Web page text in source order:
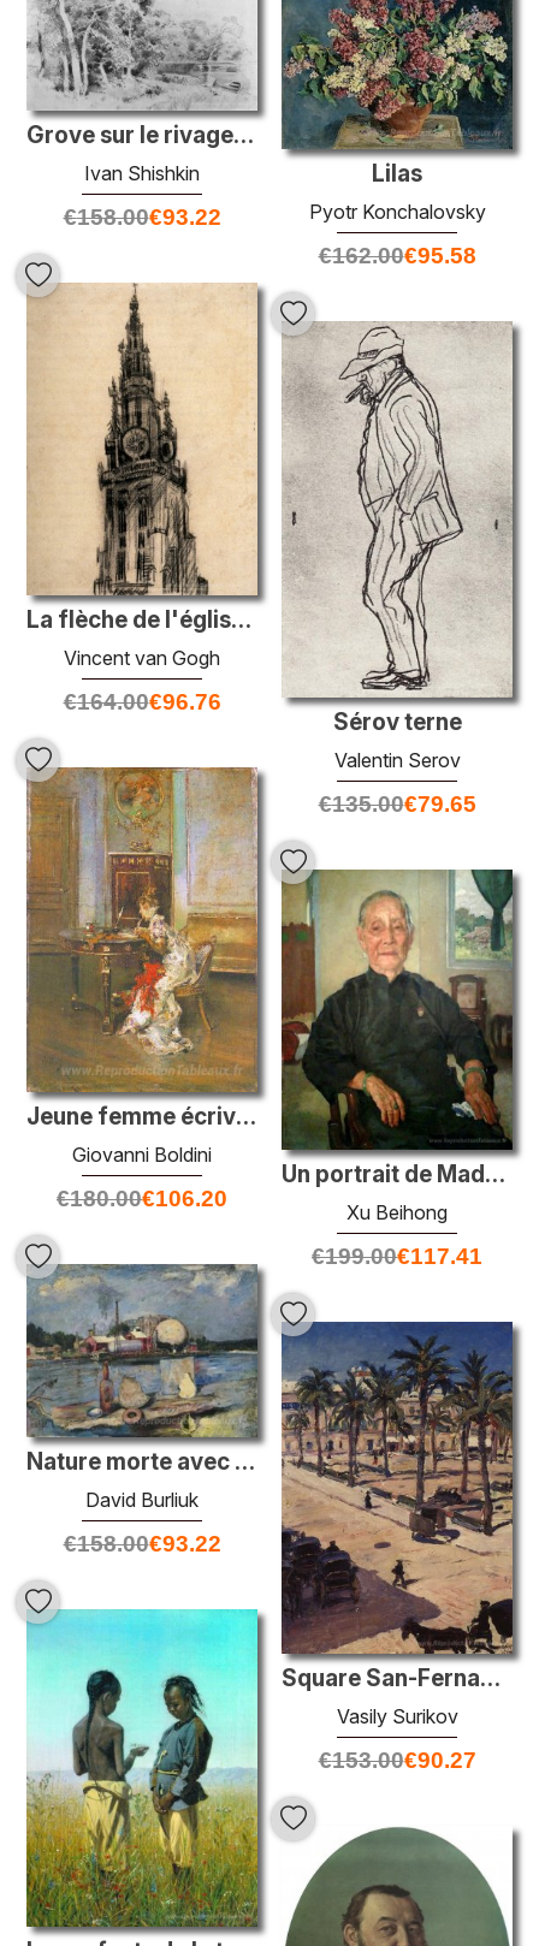
Grove sur le rivage de l'étang
Ivan Shishkin
€158.00€93.22
Lilas
Pyotr Konchalovsky
€162.00€95.58
La flèche de l'église de Notre-Dame
Vincent van Gogh
€164.00€96.76
Sérov terne
Valentin Serov
€135.00€79.65
Jeune femme écrivant
Giovanni Boldini
€180.00€106.20
Un portrait de Madame Cheng.
Xu Beihong
€199.00€117.41
Nature morte avec l'industrie
David Burliuk
€158.00€93.22
Square San-Fernando à Séville
Vasily Surikov
€153.00€90.27